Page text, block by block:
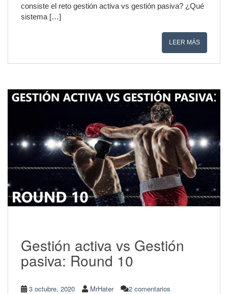
consiste el reto gestión activa vs gestión pasiva? ¿Qué
sistema […]
LEER MÁS
Gestión activa vs Gestión
pasiva: Round 10
3 octubre, 2020 MrHater 2 comentarios